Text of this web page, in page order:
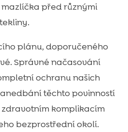
před různými
plánu, doporučeného
Správné načasování
ochranu našich
těchto povinností
zdravotním komplikacím
bezprostřední okolí.